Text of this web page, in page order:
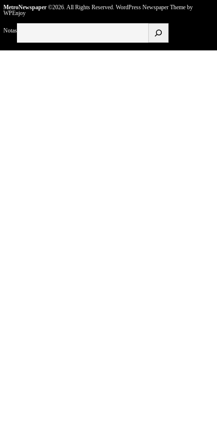
MetroNewspaper©2026. All Rights Reserved. WordPress Newspaper Themeby
WPEnjoy
Notas